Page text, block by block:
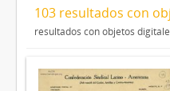
103 resultados con
resultados con objetos